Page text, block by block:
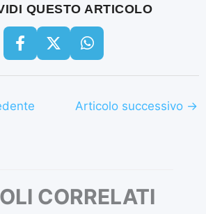
QUESTO ARTICOLO
Articolo successivo →
CORRELATI